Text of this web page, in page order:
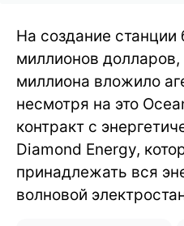
На создание станции
миллионов долларов,
миллиона вложило
несмотря на это
контракт с
Diamond Energy,
принадлежать вся
волновой